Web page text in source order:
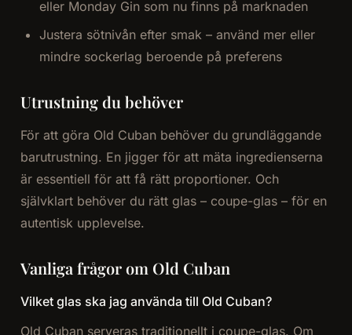
eller Monday Gin som nu finns på marknaden
Justera sötnivån efter smak – använd mer eller
mindre sockerlag beroende på preferens
Utrustning du behöver
För att göra Old Cuban behöver du grundläggande
barutrustning. En jigger för att mäta ingredienserna
är essentiell för att få rätt proportioner. Och
självklart behöver du rätt glas – coupe-glas – för en
autentisk upplevelse.
Vanliga frågor om Old Cuban
Vilket glas ska jag använda till Old Cuban?
Old Cuban serveras traditionellt i coupe-glas. Om